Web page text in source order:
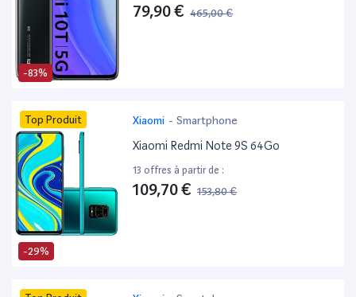
-83%
79,90 € 465,00 €
-29%
Top Produit Xiaomi - Smartphone
Xiaomi Redmi Note 9S 64Go
13 offres à partir de :
109,70 € 153,80 €